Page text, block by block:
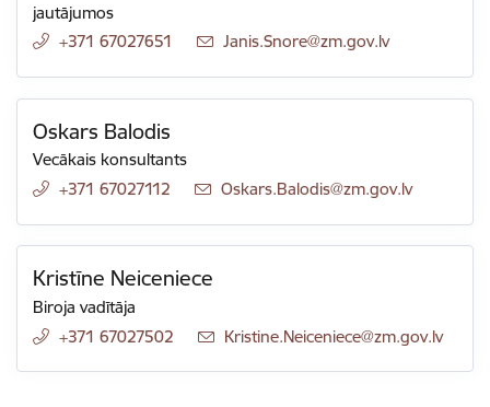
jautājumos
+371 67027651
E-pasts:
Janis.Snore@zm.gov.lv
Oskars Balodis
Vecākais konsultants
+371 67027112
E-pasts:
Oskars.Balodis@zm.gov.lv
Kristīne Neiceniece
Biroja vadītāja
+371 67027502
E-pasts:
Kristine.Neiceniece@zm.gov.lv